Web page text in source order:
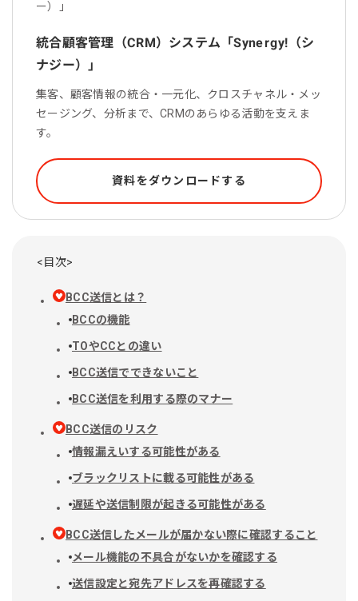
統合顧客管理（CRM）システム「Synergy!（シ
ナジー）」
集客、顧客情報の統合・一元化、クロスチャネル・メッ
セージング、分析まで、CRMのあらゆる活動を支えま
す。
資料をダウンロードする
<目次>
BCC送信とは？
BCCの機能
TOやCCとの違い
BCC送信でできないこと
BCC送信を利用する際のマナー
BCC送信のリスク
情報漏えいする可能性がある
ブラックリストに載る可能性がある
遅延や送信制限が起きる可能性がある
BCC送信したメールが届かない際に確認すること
メール機能の不具合がないかを確認する
送信設定と宛先アドレスを再確認する